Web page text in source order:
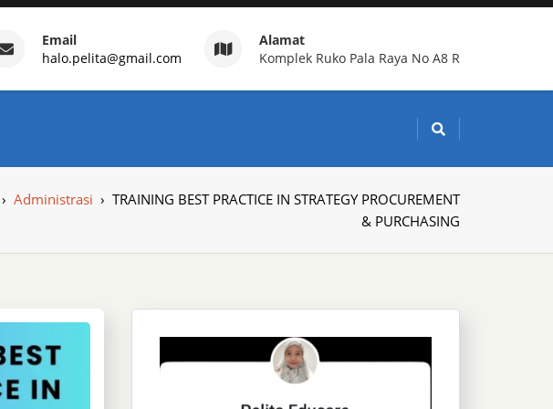
Training Indonesia
Email
halo.pelita@gmail.com
Alamat
Komplek Ruko Pala Raya No A8 R
› Administrasi › TRAINING BEST PRACTICE IN STRATEGY PROCUREMENT
& PURCHASING